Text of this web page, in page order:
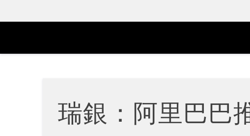
瑞銀：阿里巴巴